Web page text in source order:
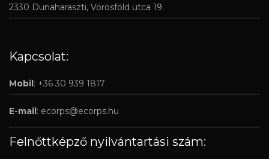
2330 Dunaharaszti, Vörösföld utca 19.
Kapcsolat:
Mobil : +36 30 939 1817
E-mail : ecorps@ecorps.hu
Felnőttképző nyilvántartási szám: